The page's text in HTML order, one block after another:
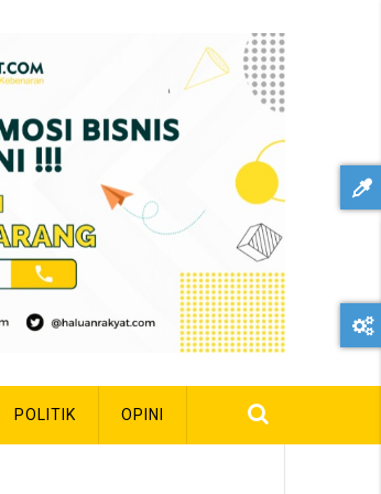
POLITIK OPINI